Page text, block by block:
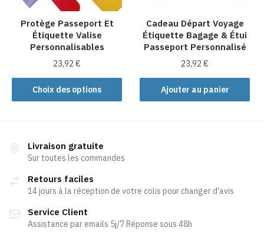
sur
la
page
du
produit
la
page
du
produit
Protège Passeport Et
Étiquette Valise
Personnalisables
23,92€
Choix des options
Ce
produit
variations.
Les
peuvent
choisies
sur
Cadeau Départ Voyage
Étiquette Bagage & Étui
Passeport Personnalisé
23,92€
Ajouter au panier
Livraison gratuite
Sur toutes les commandes
Retours faciles
14 jours à la réception de votre colis pour changer d'avis
Service Client
Assistance par emails 5j/7 Réponse sous 48h